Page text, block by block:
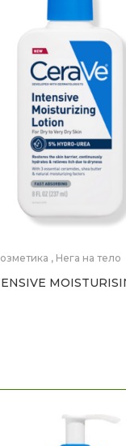
, Нега на тело